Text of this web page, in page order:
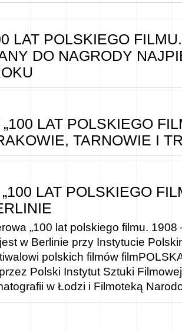
LAT POLSKIEGO
DO NAGRODY
LAT POLSKIEGO
TARNOWIE I
LAT POLSKIEGO
„100 lat polskiego filmu. 1908
w Berlinie przy Instytucie
polskich filmów
Polski Instytut Sztuki
w Łodzi i Filmoteką